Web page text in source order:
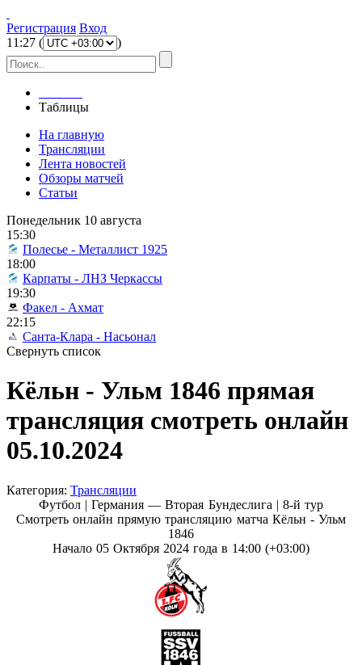
Регистрация Вход
11 :27 ( )
Таблицы
На главную
Трансляции
Лента новостей
Обзоры матчей
Статьи
Понедельник 10 августа
15:30
Полесье - Металлист 1925
18:00
Карпаты - ЛНЗ Черкассы
19:30
Факел - Ахмат
22:15
Санта-Клара - Насьонал
Свернуть список
Кёльн - Ульм 1846 прямая
трансляция смотреть онлайн
05.10.2024
Категория: Трансляции
Футбол | Германия — Вторая Бундеслига | 8-й тур
Смотреть онлайн прямую трансляцию матча Кёльн - Ульм
1846
Начало 05 Октября 2024 года в 14:00 (+03:00)